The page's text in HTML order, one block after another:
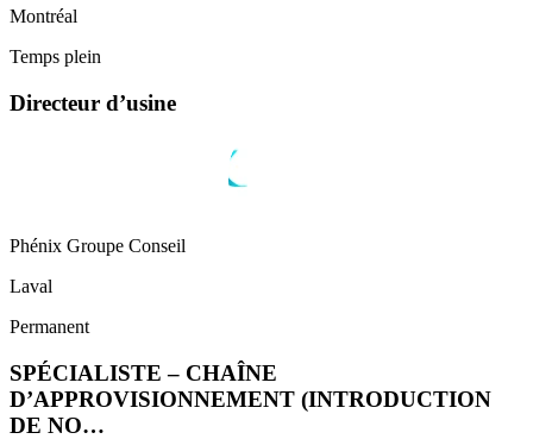
Montréal
Temps plein
Directeur d’usine
Phénix Groupe Conseil
Laval
Permanent
SPÉCIALISTE – CHAÎNE
D’APPROVISIONNEMENT (INTRODUCTION
DE NO…